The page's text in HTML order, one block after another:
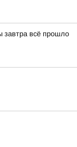
завтра всё прошло